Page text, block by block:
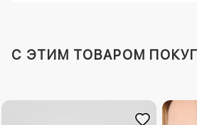
C ЭТИМ ТОВАРОМ